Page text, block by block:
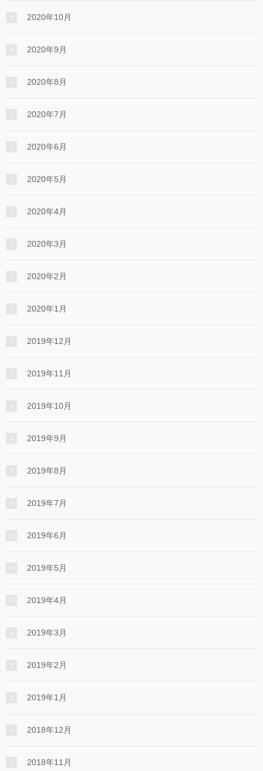
2020年10月
2020年9月
2020年8月
2020年7月
2020年6月
2020年5月
2020年4月
2020年3月
2020年2月
2020年1月
2019年12月
2019年11月
2019年10月
2019年9月
2019年8月
2019年7月
2019年6月
2019年5月
2019年4月
2019年3月
2019年2月
2019年1月
2018年12月
2018年11月